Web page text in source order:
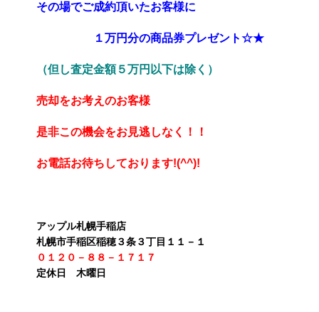
その場でご成約頂いたお客様に
１万円分の商品券プレゼント☆★
（但し査定金額５万円以下は除く）
売却をお考えのお客様
是非この機会をお見逃しなく！！
お電話お待ちしております!(^^)!
アップル札幌手稲店
札幌市手稲区稲穂３条３丁目１１－１
０１２０－８８－１７１７
定休日　木曜日